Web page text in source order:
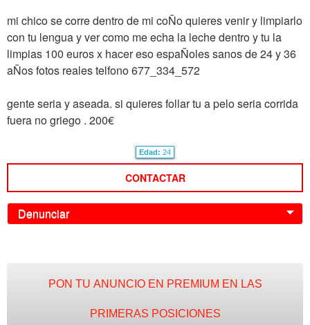
mi chico se corre dentro de mi coÑo quieres venir y limpiarlo
con tu lengua y ver como me echa la leche dentro y tu la
limpias 100 euros x hacer eso espaÑoles sanos de 24 y 36
aÑos fotos reales telfono 677_334_572
gente seria y aseada. si quieres follar tu a pelo seria corrida
fuera no griego . 200€
Edad: 24
CONTACTAR
Denunciar 0
PON TU ANUNCIO EN PREMIUM EN LAS
PRIMERAS POSICIONES